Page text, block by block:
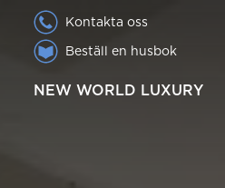
Kontakta oss
Beställ en husbok
NEW WORLD LUXURY